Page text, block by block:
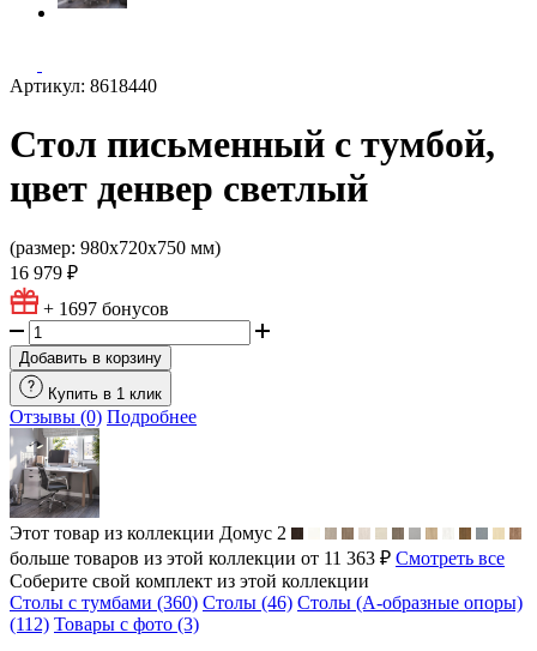
Артикул: 8618440
Стол письменный с тумбой,
цвет денвер светлый
(размер: 980х720х750 мм)
16 979 ₽
+ 1697 бонусов
Добавить в корзину
Купить в 1 клик
Отзывы (0) Подробнее
Этот товар из коллекции Домус 2
больше товаров из этой коллекции от 11 363 ₽ Смотреть все
Соберите свой комплект из этой коллекции
Столы с тумбами (360) Столы (46) Столы (А-образные опоры)
(112) Товары с фото (3)